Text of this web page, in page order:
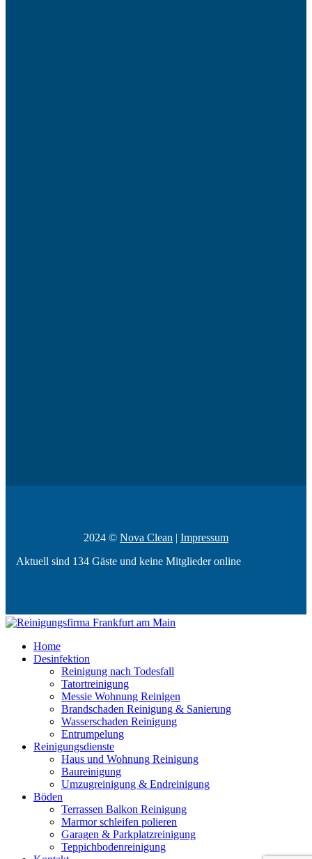
2024 © Nova Clean | Impressum
Aktuell sind 134 Gäste und keine Mitglieder online
Home
Desinfektion
Reinigung nach Todesfall
Tatortreinigung
Messie Wohnung Reinigen
Brandschaden Reinigung & Sanierung
Wasserschaden Reinigung
Entrumpelung
Reinigungsdienste
Haus und Wohnung Reinigung
Baureinigung
Umzugreinigung & Endreinigung
Böden
Terrassen Balkon Reinigung
Marmor schleifen polieren
Garagen & Parkplatzreinigung
Teppichbodenreinigung